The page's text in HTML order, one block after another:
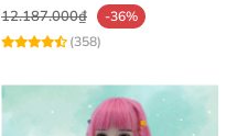
12.187.000₫
-36%
(358)